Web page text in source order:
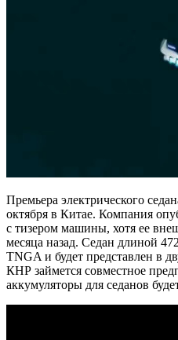
Премьера электрического
октября в Китае. Компания
с тизером машины, хотя ее
месяца назад. Седан длиной
TNGA и будет представлен в
КНР займется совместное
аккумуляторы для седанов